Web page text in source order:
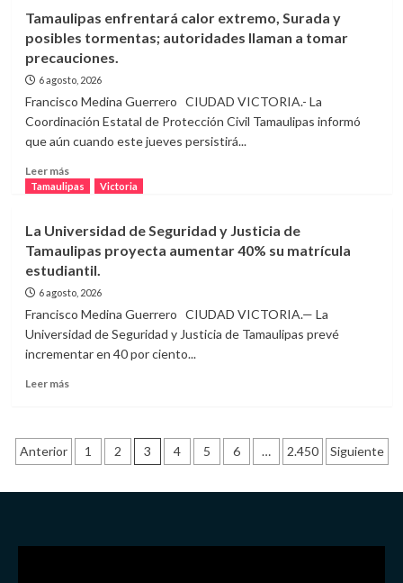
pertenencias.
Tampico
convoca
a
participar
la
campaña
«1
por
la
Tamaulipas enfrentará calor extremo, Surada y
posibles tormentas; autoridades llaman a tomar
precauciones.
6 agosto, 2026
Francisco Medina Guerrero CIUDAD VICTORIA.- La
Coordinación Estatal de Protección Civil Tamaulipas informó
que aún cuando este jueves persistirá...
Leer másLeer
más
enfrentará
calor
extremo,
Surada
posibles
tormentas;
autoridades
a
Tamaulipas Victoria
La Universidad de Seguridad y Justicia de
Tamaulipas proyecta aumentar 40% su matrícula
estudiantil.
6 agosto, 2026
Francisco Medina Guerrero CIUDAD VICTORIA.— La
Universidad de Seguridad y Justicia de Tamaulipas prevé
incrementar en 40 por ciento...
Leer másLeer
Universidad
de
Paginación
Anterior 1 2 3 4 5 6 … 2.450 Siguiente